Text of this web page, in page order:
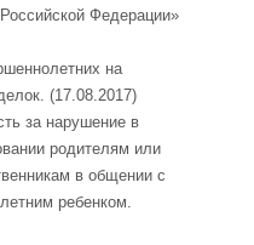
Федерации»
на
(17.08.2017)
за нарушение в
родителям или
в общении с
ребенком.